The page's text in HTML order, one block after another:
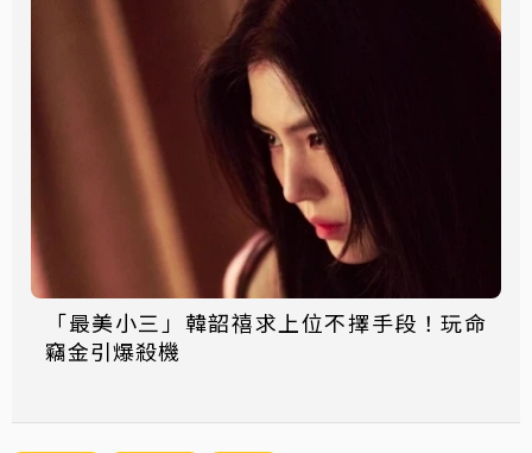
「最美小三」韓韶禧求上位不擇手段！玩命
竊金引爆殺機